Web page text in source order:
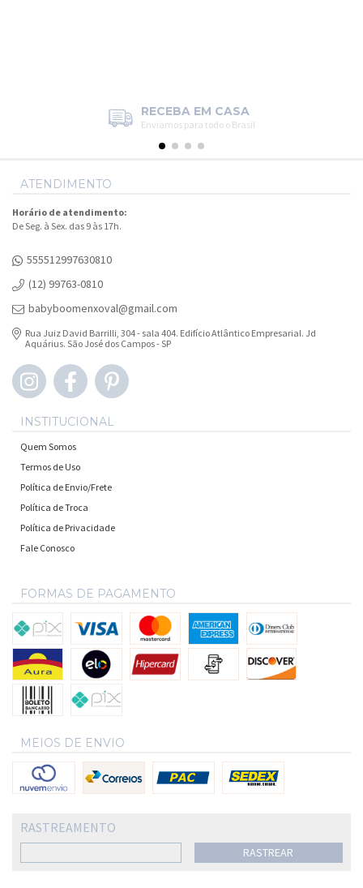
RECEBA EM CASA
Enviamos para todo o Brasil
ATENDIMENTO
Horário de atendimento:
De Seg. à Sex. das 9 às 17h.
555512997630810
(12) 99763-0810
babyboomenxoval@gmail.com
Rua Juiz David Barrilli, 304 - sala 404. Edifício Atlântico Empresarial. Jd
Aquárius. São José dos Campos - SP
INSTITUCIONAL
Quem Somos
Termos de Uso
Política de Envio/Frete
Política de Troca
Política de Privacidade
Fale Conosco
FORMAS DE PAGAMENTO
MEIOS DE ENVIO
RASTREAMENTO
RASTREAR